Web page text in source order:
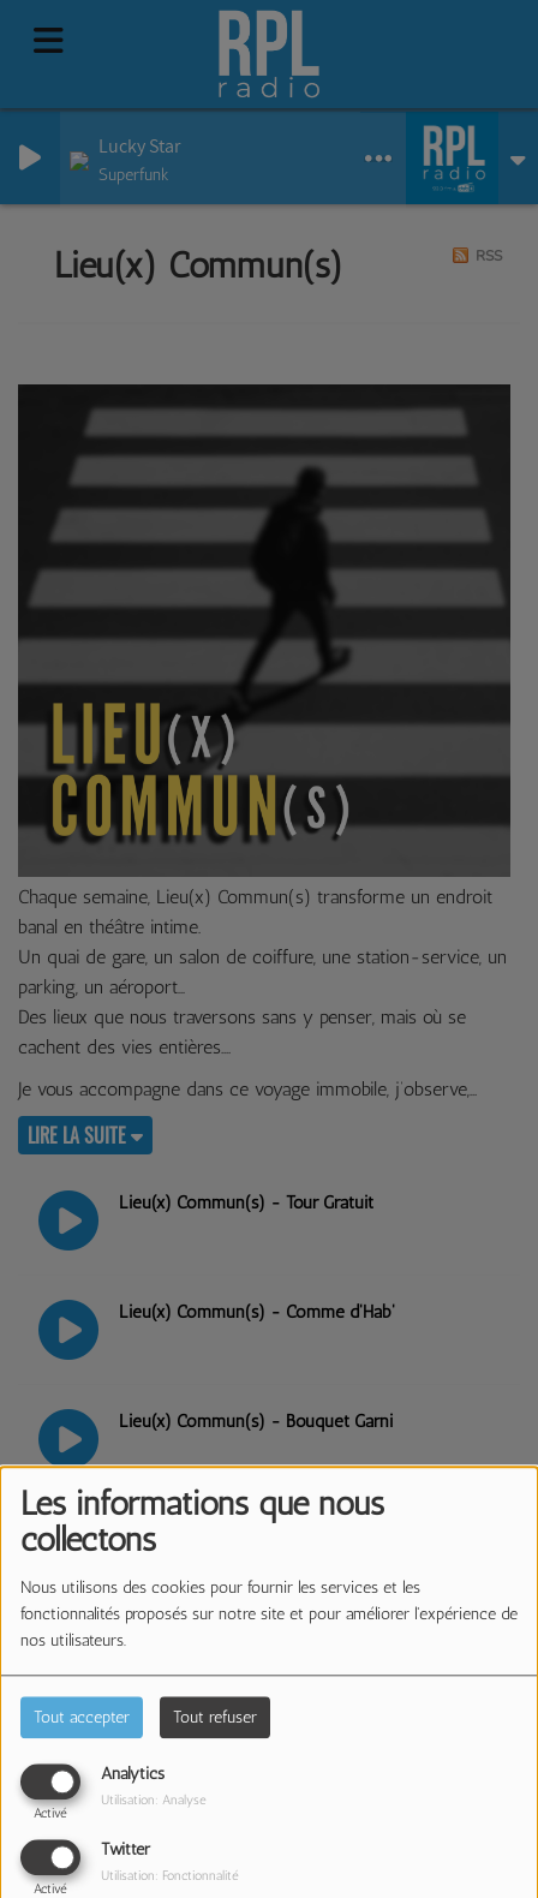
Les informations que nous
collectons
Nous utilisons des cookies pour fournir les services et les
fonctionnalités proposés sur notre site et pour améliorer l'expérience de
nos utilisateurs.
Tout accepter Tout refuser
Analytics
Activé
Utilisation: Analyse
Twitter
Activé
Utilisation: Fonctionnalité
Lucky Star
Superfunk
Lieu(x) Commun(s) RSS
Chaque semaine, Lieu(x) Commun(s) transforme un endroit
banal en théâtre intime.
Un quai de gare, un salon de coiffure, une station-service, un
parking, un aéroport…
Des lieux que nous traversons sans y penser, mais où se
cachent des vies entières.
Je vous accompagne dans ce voyage immobile, j’observe,
LIRE LA SUITE
Lieu(x) Commun(s) - Tour Gratuit
Lieu(x) Commun(s) - Comme d'Hab'
Lieu(x) Commun(s) - Bouquet Garni
Lieu(x) Commun(s) : Première Séance
Lieu(x) Commun(s) : Dernière mesure
Lieu(x) Commun(s) : Enlèvements Nocturnes